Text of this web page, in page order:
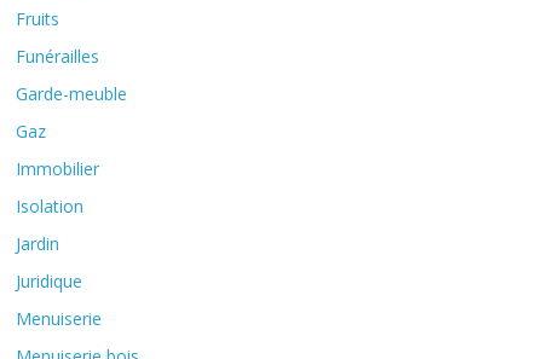
Fruits
Funérailles
Garde-meuble
Gaz
Immobilier
Isolation
Jardin
Juridique
Menuiserie